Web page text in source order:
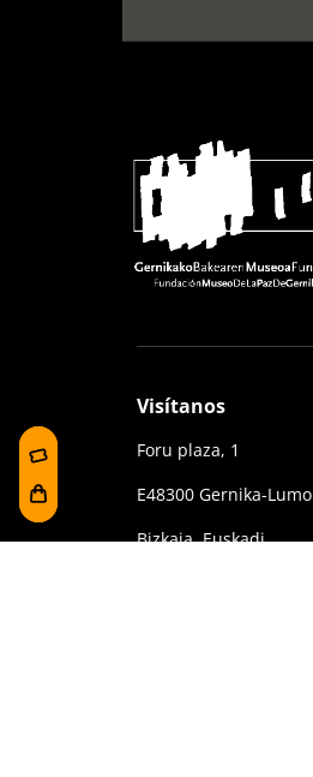
Visítanos
Foru plaza, 1
E48300 Gernika-Lumo
Bizkaia, Euskadi.